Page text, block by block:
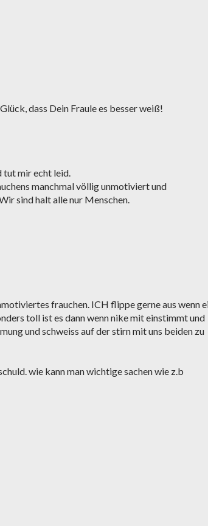
dass Dein Fraule es besser weiß!
tut mir echt leid.
manchmal völlig unmotiviert und
sind halt alle nur Menschen.
frauchen. ICH flippe gerne aus wenn
toll ist es dann wenn nike mit einstimmt und
und schweiss auf der stirn mit uns beiden zu
wie kann man wichtige sachen wie z.b